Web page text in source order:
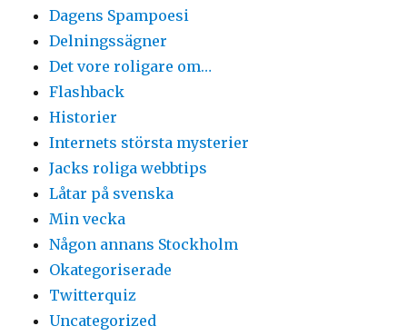
Dagens Spampoesi
Delningssägner
Det vore roligare om…
Flashback
Historier
Internets största mysterier
Jacks roliga webbtips
Låtar på svenska
Min vecka
Någon annans Stockholm
Okategoriserade
Twitterquiz
Uncategorized